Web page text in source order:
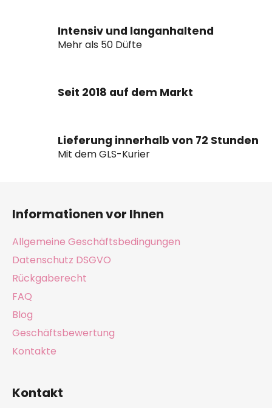
s
t
Intensiv und langanhaltend
Mehr als 50 Düfte
Seit 2018 auf dem Markt
Lieferung innerhalb von 72 Stunden
Mit dem GLS-Kurier
Informationen vor Ihnen
Allgemeine Geschäftsbedingungen
Datenschutz DSGVO
Rückgaberecht
FAQ
Blog
Geschäftsbewertung
Kontakte
Kontakt